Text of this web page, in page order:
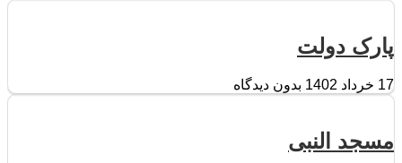
پارک دولت
17 خرداد 1402 بدون دیدگاه
مسجد النبی